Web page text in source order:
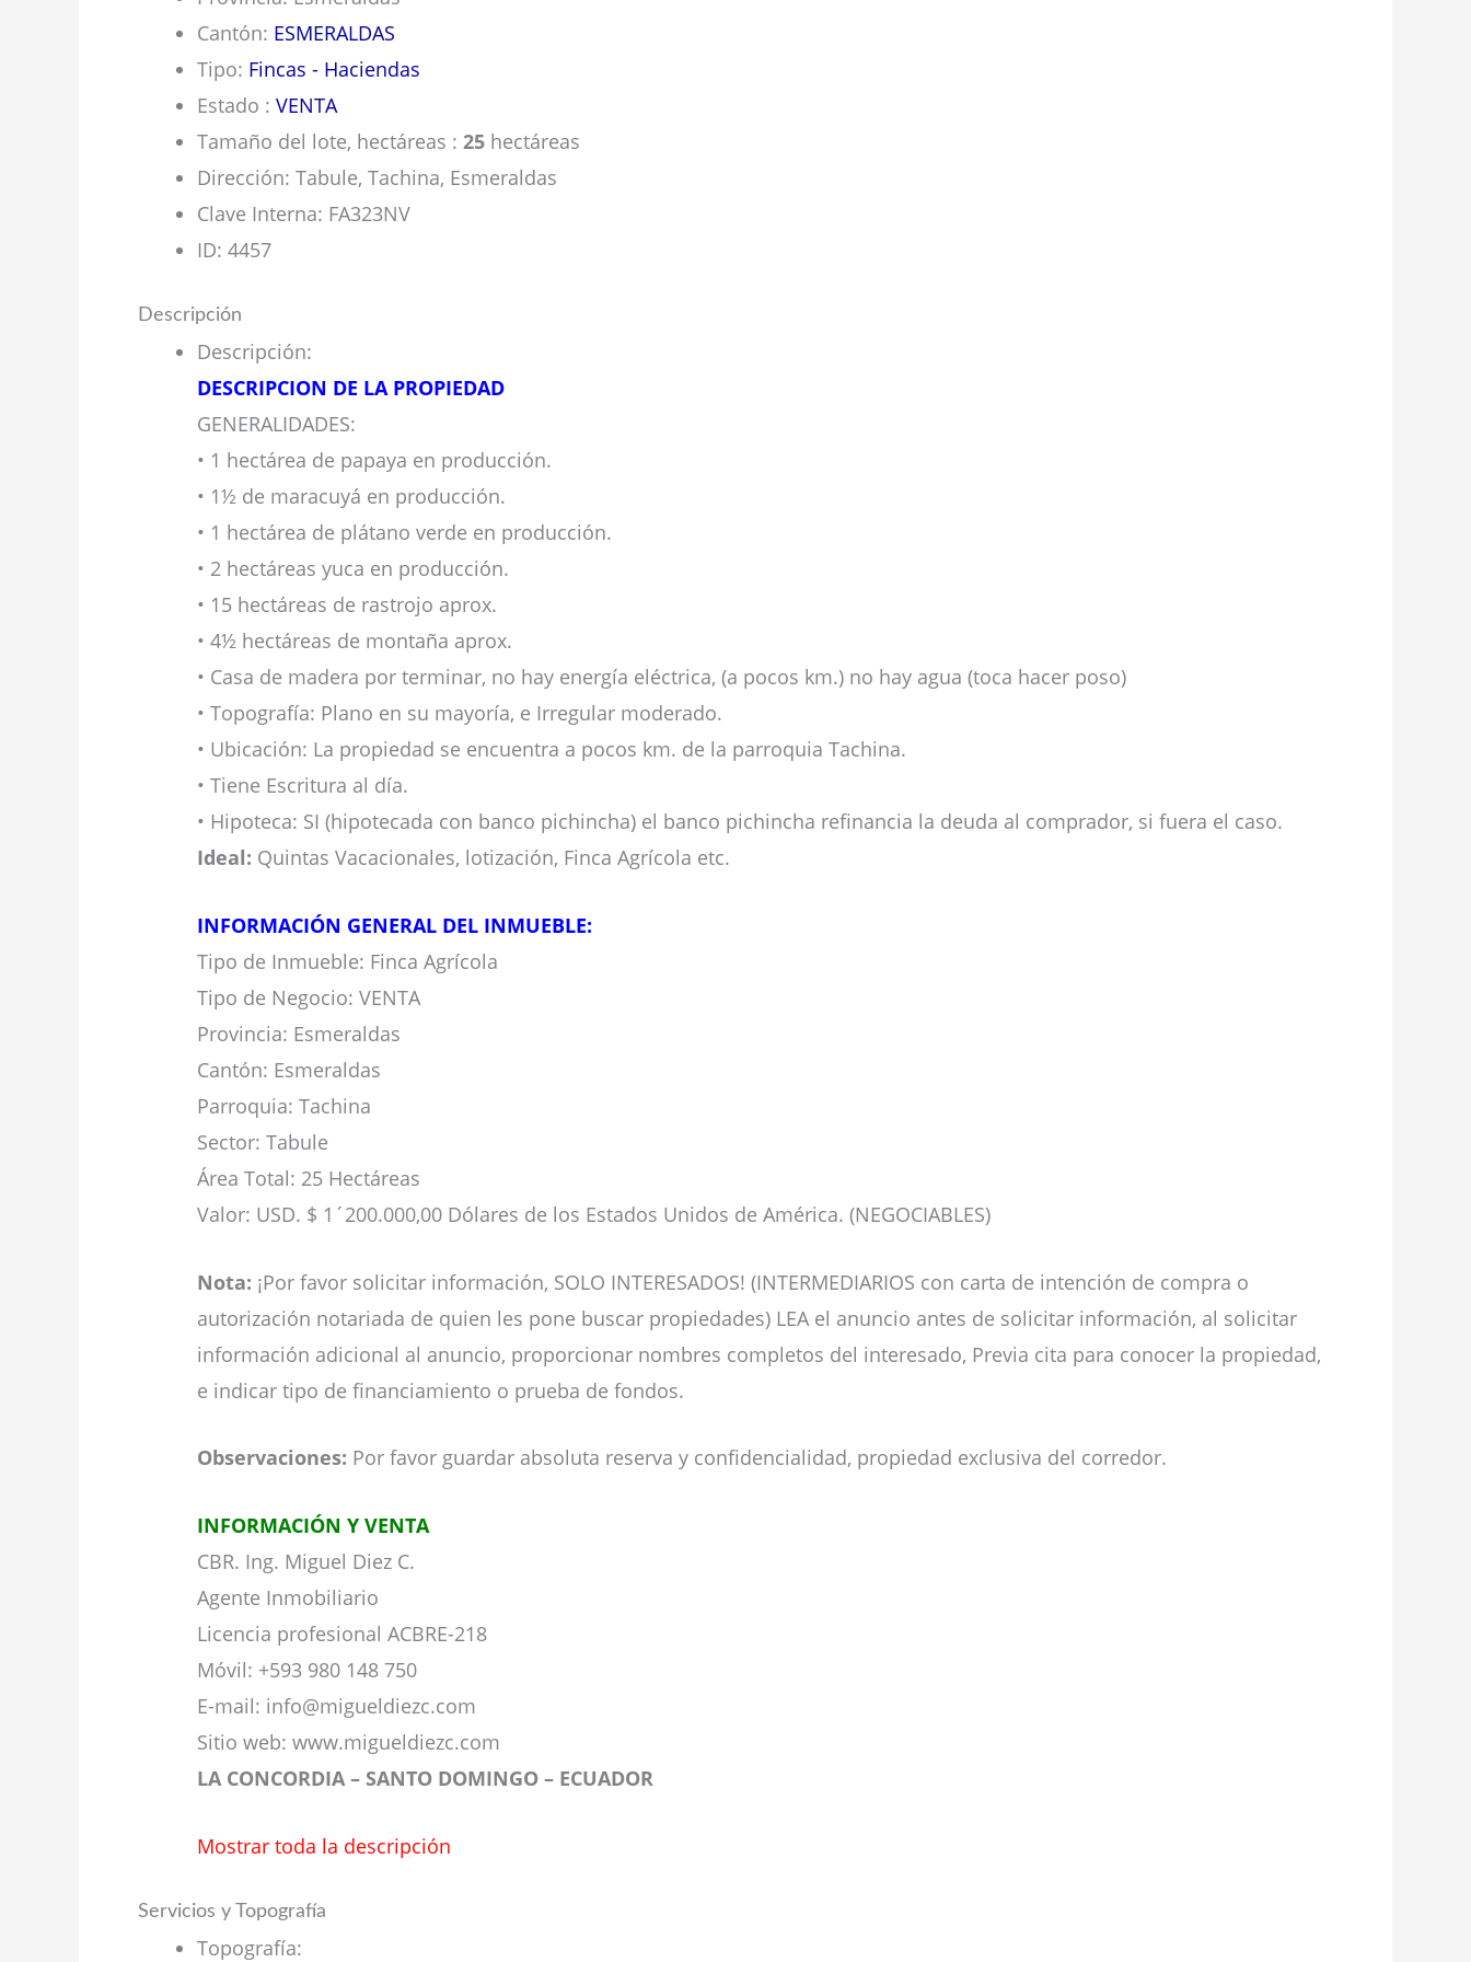
Cantón: ESMERALDAS
Tipo: Fincas - Haciendas
Estado : VENTA
Tamaño del lote, hectáreas : 25 hectáreas
Dirección: Tabule, Tachina, Esmeraldas
Clave Interna: FA323NV
ID: 4457
Descripción
Descripción:
DESCRIPCION DE LA PROPIEDAD
GENERALIDADES:
• 1 hectárea de papaya en producción.
• 1½ de maracuyá en producción.
• 1 hectárea de plátano verde en producción.
• 2 hectáreas yuca en producción.
• 15 hectáreas de rastrojo aprox.
• 4½ hectáreas de montaña aprox.
• Casa de madera por terminar, no hay energía eléctrica, (a pocos km.) no hay agua (toca hacer poso)
• Topografía: Plano en su mayoría, e Irregular moderado.
• Ubicación: La propiedad se encuentra a pocos km. de la parroquia Tachina.
• Tiene Escritura al día.
• Hipoteca: SI (hipotecada con banco pichincha) el banco pichincha refinancia la deuda al comprador, si fuera el caso.
Ideal: Quintas Vacacionales, lotización, Finca Agrícola etc.
INFORMACIÓN GENERAL DEL INMUEBLE:
Tipo de Inmueble: Finca Agrícola
Tipo de Negocio: VENTA
Provincia: Esmeraldas
Cantón: Esmeraldas
Parroquia: Tachina
Sector: Tabule
Área Total: 25 Hectáreas
Valor: USD. $ 1´200.000,00 Dólares de los Estados Unidos de América. (NEGOCIABLES)
Nota: ¡Por favor solicitar información, SOLO INTERESADOS! (INTERMEDIARIOS con carta de intención de compra o
autorización notariada de quien les pone buscar propiedades) LEA el anuncio antes de solicitar información, al solicitar
información adicional al anuncio, proporcionar nombres completos del interesado, Previa cita para conocer la propiedad,
e indicar tipo de financiamiento o prueba de fondos.
Observaciones: Por favor guardar absoluta reserva y confidencialidad, propiedad exclusiva del corredor.
INFORMACIÓN Y VENTA
CBR. Ing. Miguel Diez C.
Agente Inmobiliario
Licencia profesional ACBRE-218
Móvil: +593 980 148 750
E-mail: info@migueldiezc.com
Sitio web: www.migueldiezc.com
LA CONCORDIA – SANTO DOMINGO – ECUADOR
Mostrar toda la descripción
Servicios y Topografía
Topografía: